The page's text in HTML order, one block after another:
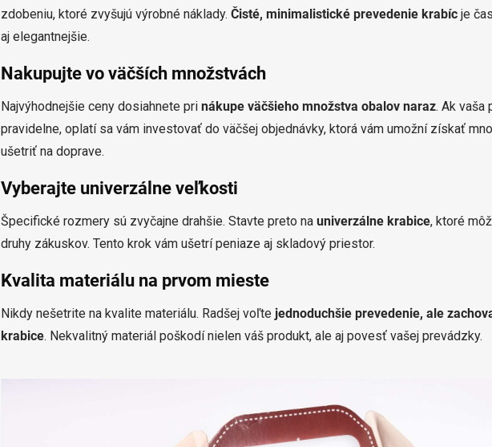
zdobeniu, ktoré zvyšujú výrobné náklady. Čisté, minimalistické prevedenie krabíc je
aj elegantnejšie.
Nakupujte vo väčších množstvách
Najvýhodnejšie ceny dosiahnete pri nákupe väčšieho množstva obalov naraz. Ak vaša
pravidelne, oplatí sa vám investovať do väčšej objednávky, ktorá vám umožní získať
ušetriť na doprave.
Vyberajte univerzálne veľkosti
Špecifické rozmery sú zvyčajne drahšie. Stavte preto na univerzálne krabice, ktoré
druhy zákuskov. Tento krok vám ušetrí peniaze aj skladový priestor.
Kvalita materiálu na prvom mieste
Nikdy nešetrite na kvalite materiálu. Radšej voľte jednoduchšie prevedenie, ale
krabice. Nekvalitný materiál poškodí nielen váš produkt, ale aj povesť vašej prevádzky.